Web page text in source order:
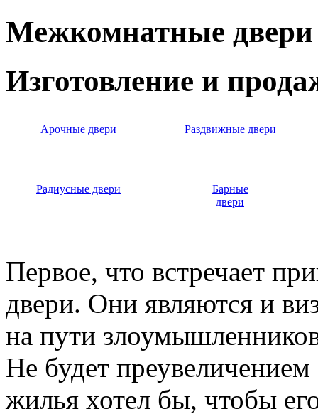
Межкомнатные двери
Изготовление и
Арочные двери Раздвижные двери
Радиусные двери
Барные
двери
Первое, что встречает
двери. Они являются и
на пути
Не будет
жилья хотел бы, чтобы